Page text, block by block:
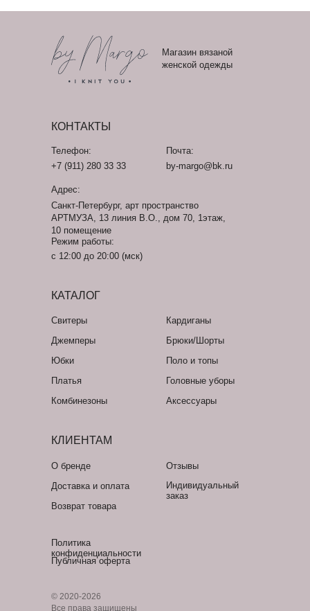
Магазин вязаной
женской одежды
© 2020-2026
Все права защищены
Телефон:
+7 (911) 280 33 33
Адрес:
Санкт-Петербург, арт пространство
АРТМУЗА, 13 линия В.О., дом 70, 1этаж,
10 помещение
Почта:
by-margo@bk.ru
Режим работы:
с 12:00 до 20:00 (мск)
КОНТАКТЫ
КЛИЕНТАМ
Доставка и оплата
Возврат товара
Отзывы
Индивидуальный
заказ
О бренде
Политика
конфиденциальности
Публичная оферта
КАТАЛОГ
Свитеры
Джемперы
Кардиганы
Брюки/Шорты
Поло и топы
Головные уборы
Аксессуары
Платья
Комбинезоны
Юбки